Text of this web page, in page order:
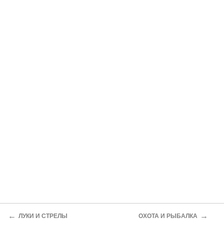
← ЛУКИ И СТРЕЛЫ ОХОТА И РЫБАЛКА →